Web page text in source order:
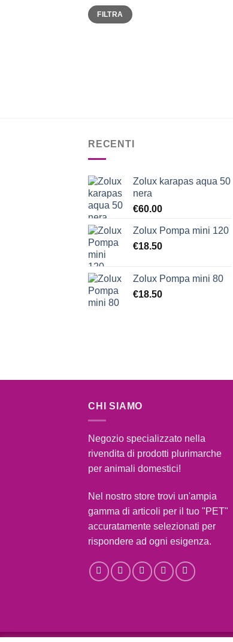
Prezzo
Min
Prezzo
MaxFILTRA
RECENTI
Zolux karapas aqua 50
nera
€60.00
Zolux Pompa mini 120
€18.50
Zolux Pompa mini 80
€18.50
CHI SIAMO
Negozio specializzato nella
rivendita di prodotti plurimarche
per animali domestici!
Nel nostro store trovi un'ampia
gamma di articoli per il tuo "PET"
accuratamente selezionati per
rispondere ad ogni esigenza.